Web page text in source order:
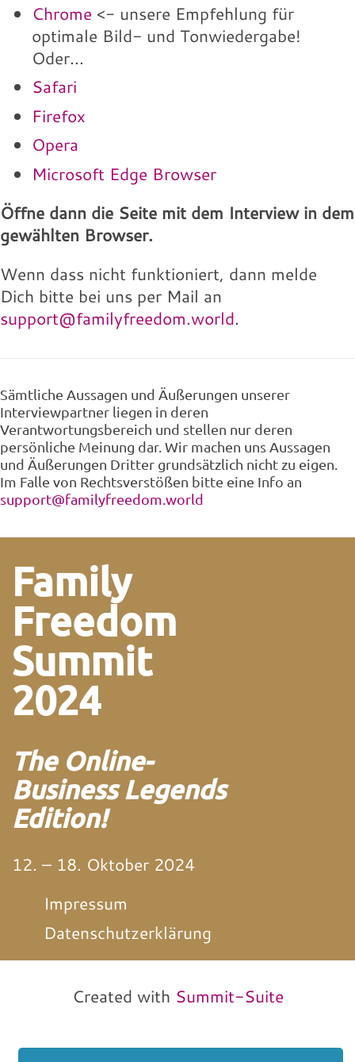
Chrome <- unsere Empfehlung für
optimale Bild- und Tonwiedergabe!
Oder...
Safari
Firefox
Opera
Microsoft Edge Browser
Öffne dann die Seite mit dem Interview in dem
gewählten Browser.
Wenn dass nicht funktioniert, dann melde
Dich bitte bei uns per Mail an
support@familyfreedom.world.
Sämtliche Aussagen und Äußerungen unserer
Interviewpartner liegen in deren
Verantwortungsbereich und stellen nur deren
persönliche Meinung dar. Wir machen uns Aussagen
und Äußerungen Dritter grundsätzlich nicht zu eigen.
Im Falle von Rechtsverstößen bitte eine Info an
support@familyfreedom.world
Family
Freedom
Summit
2024
The Online-
Business Legends
Edition!
12. – 18. Oktober 2024
Impressum
Datenschutzerklärung
Created with Summit-Suite